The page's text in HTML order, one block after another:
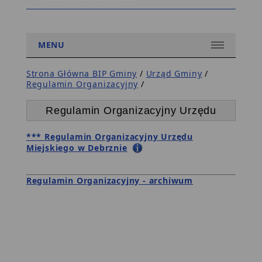
MENU
Strona Główna BIP Gminy / Urząd Gminy /
Regulamin Organizacyjny /
Regulamin Organizacyjny Urzędu
*** Regulamin Organizacyjny Urzędu
Miejskiego w Debrznie
Regulamin Organizacyjny - archiwum
nie
konto
w
CEIDG
3
je
(maila
aktywacyjnego
pocztowej)